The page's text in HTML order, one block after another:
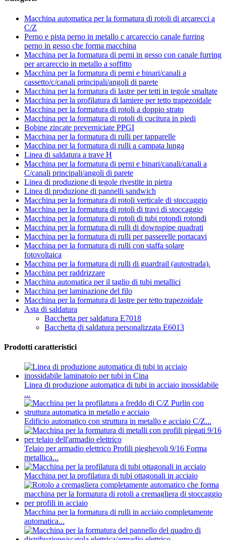
Macchina automatica per la formatura di rotoli di arcarecci a
C/Z
Perno e pista perno in metallo c arcareccio canale furring
perno in gesso che forma macchina
Macchina per la formatura di perni in gesso con canale furring
per arcareccio in metallo a soffitto
Macchina per la formatura di perni e binari/canali a
cassetto/c/canali principali/angoli di parete
Macchina per la formatura di lastre per tetti in tegole smaltate
Macchina per la profilatura di lamiere per tetto trapezoidale
Macchina per la formatura di rotoli a doppio strato
Macchina per la formatura di rotoli di cucitura in piedi
Bobine zincate preverniciate PPGI
Macchina per la formatura di rulli per tapparelle
Macchina per la formatura di rulli a campata lunga
Linea di saldatura a trave H
Macchina per la formatura di perni e binari/canali/canali a
C/canali principali/angoli di parete
Linea di produzione di tegole rivestite in pietra
Linea di produzione di pannelli sandwich
Macchina per la formatura di rotoli verticale di stoccaggio
Macchina per la formatura di rotoli di travi di stoccaggio
Macchina per la formatura di rotoli di tubi rotondi rotondi
Macchina per la formatura di rulli di downspipe quadrati
Macchina per la formatura di rulli per passerelle portacavi
Macchina per la formatura di rulli con staffa solare
fotovoltaica
Macchina per la formatura di rulli di guardrail (autostrada).
Macchina per raddrizzare
Macchina automatica per il taglio di tubi metallici
Macchina per laminazione del filo
Macchina per la formatura di lastre per tetto trapezoidale
Asta di saldatura
Bacchetta per saldatura E7018
Bacchetta di saldatura personalizzata E6013
Prodotti caratteristici
Linea di produzione automatica di tubi in acciaio inossidabile
...
Edificio automatico con struttura in metallo e acciaio C/Z...
Telaio per armadio elettrico Profili pieghevoli 9/16 Forma
metallica...
Macchina per la profilatura di tubi ottagonali in acciaio
Macchina per la formatura di rulli in acciaio completamente
automatica...